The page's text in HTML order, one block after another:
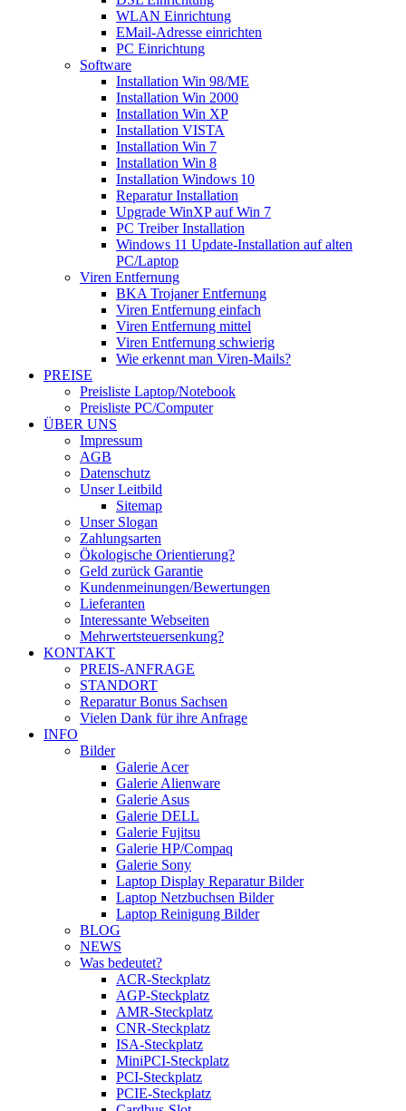
WLAN Einrichtung
EMail-Adresse einrichten
PC Einrichtung
Software
Installation Win 98/ME
Installation Win 2000
Installation Win XP
Installation VISTA
Installation Win 7
Installation Win 8
Installation Windows 10
Reparatur Installation
Upgrade WinXP auf Win 7
PC Treiber Installation
Windows 11 Update-Installation auf alten
PC/Laptop
Viren Entfernung
BKA Trojaner Entfernung
Viren Entfernung einfach
Viren Entfernung mittel
Viren Entfernung schwierig
Wie erkennt man Viren-Mails?
PREISE
Preisliste Laptop/Notebook
Preisliste PC/Computer
ÜBER UNS
Impressum
AGB
Datenschutz
Unser Leitbild
Sitemap
Unser Slogan
Zahlungsarten
Ökologische Orientierung?
Geld zurück Garantie
Kundenmeinungen/Bewertungen
Lieferanten
Interessante Webseiten
Mehrwertsteuersenkung?
KONTAKT
PREIS-ANFRAGE
STANDORT
Reparatur Bonus Sachsen
Vielen Dank für ihre Anfrage
INFO
Bilder
Galerie Acer
Galerie Alienware
Galerie Asus
Galerie DELL
Galerie Fujitsu
Galerie HP/Compaq
Galerie Sony
Laptop Display Reparatur Bilder
Laptop Netzbuchsen Bilder
Laptop Reinigung Bilder
BLOG
NEWS
Was bedeutet?
ACR-Steckplatz
AGP-Steckplatz
AMR-Steckplatz
CNR-Steckplatz
ISA-Steckplatz
MiniPCI-Steckplatz
PCI-Steckplatz
PCIE-Steckplatz